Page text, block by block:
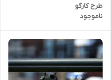
طرح کارگو
ناموجود